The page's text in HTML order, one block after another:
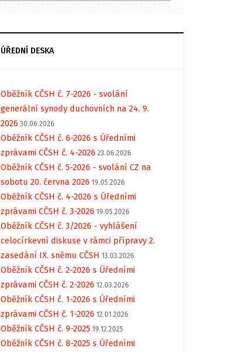
ÚŘEDNÍ DESKA
Oběžník CČSH č. 7-2026 - svolání
generální synody duchovních na 24. 9.
2026 30.06.2026
Oběžník CČSH č. 6-2026 s Úředními
zprávami CČSH č. 4-2026 23.06.2026
Oběžník CČSH č. 5-2026 - svolání CZ na
sobotu 20. června 2026 19.05.2026
Oběžník CČSH č. 4-2026 s Úředními
zprávami CČSH č. 3-2026 19.05.2026
Oběžník CČSH č. 3/2026 - vyhlášení
celocírkevní diskuse v rámci přípravy 2.
zasedání IX. sněmu CČSH 13.03.2026
Oběžník CČSH č. 2-2026 s Úředními
zprávami CČSH č. 2-2026 12.03.2026
Oběžník CČSH č. 1-2026 s Úředními
zprávami CČSH č. 1-2026 12.01.2026
Oběžník CČSH č. 9-2025 19.12.2025
Oběžník CČSH č. 8-2025 s Úředními